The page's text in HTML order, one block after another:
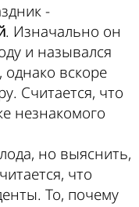
-
. Изначально он
и назывался
вскоре
Считается, что
незнакомого
но выяснить,
что
То, почему